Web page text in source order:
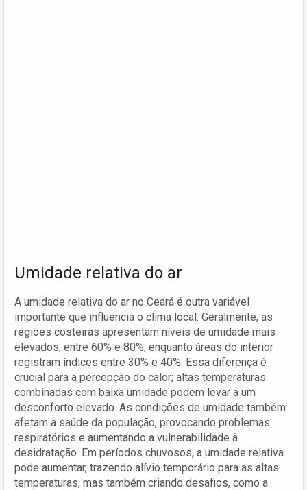
Umidade relativa do ar
A umidade relativa do ar no Ceará é outra variável
importante que influencia o clima local. Geralmente, as
regiões costeiras apresentam níveis de umidade mais
elevados, entre 60% e 80%, enquanto áreas do interior
registram índices entre 30% e 40%. Essa diferença é
crucial para a percepção do calor; altas temperaturas
combinadas com baixa umidade podem levar a um
desconforto elevado. As condições de umidade também
afetam a saúde da população, provocando problemas
respiratórios e aumentando a vulnerabilidade à
desidratação. Em períodos chuvosos, a umidade relativa
pode aumentar, trazendo alívio temporário para as altas
temperaturas, mas também criando desafios, como a